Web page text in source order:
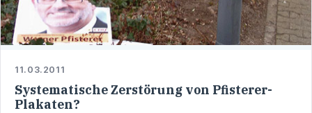
11.03.2011
Systematische Zerstörung von Pfisterer-
Plakaten?